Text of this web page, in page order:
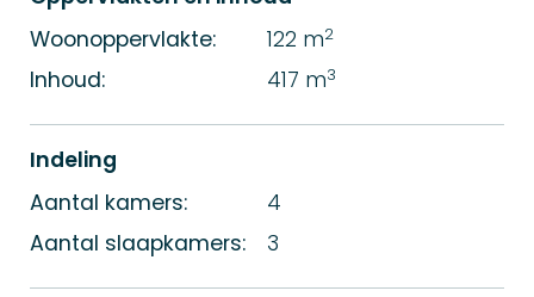
Woonoppervlakte:
122 m2
Inhoud: 417 m3
Indeling
Aantal kamers:
4
Aantal slaapkamers:
3